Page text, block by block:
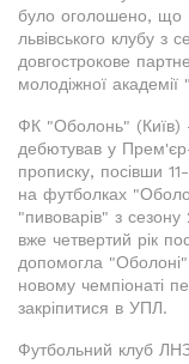
було оголошено, що
львівського клубу
довгострокове
молодіжної
ФК "Оболонь" (Київ)
дебютував у Прем'єр-
прописку, посівши
на футболках
"пивоварів" з
вже четвертий рік
допомогла
новому чемпіонаті
закріпитися в УПЛ.
Футбольний клуб